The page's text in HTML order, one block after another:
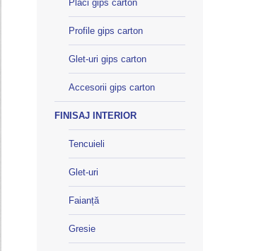
Plăci gips carton
Profile gips carton
Glet-uri gips carton
Accesorii gips carton
FINISAJ INTERIOR
Tencuieli
Glet-uri
Faianță
Gresie